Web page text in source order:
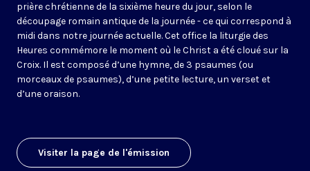
prière chrétienne de la sixième heure du jour, selon le
découpage romain antique de la journée - ce qui correspond à
midi dans notre journée actuelle. Cet office la liturgie des
Heures commémore le moment où le Christ a été cloué sur la
Croix. Il est composé d’une hymne, de 3 psaumes (ou
morceaux de psaumes), d’une petite lecture, un verset et
d’une oraison.
Visiter la page de l'émission